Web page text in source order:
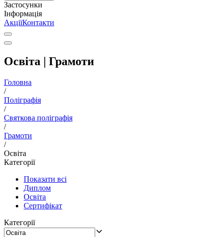
Застосунки
Інформація
АкціїКонтакти
Освіта | Грамоти
Головна
/
Поліграфія
/
Святкова поліграфія
/
Грамоти
/
Освіта
Категорії
Показати всі
Диплом
Освіта
Сертифікат
Категорії